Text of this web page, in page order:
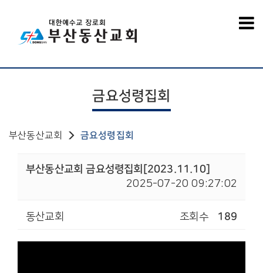
금요성령집회
부산동산교회 금요성령집회
부산동산교회 금요성령집회[2023.11.10]
2025-07-20 09:27:02
동산교회 조회수 189